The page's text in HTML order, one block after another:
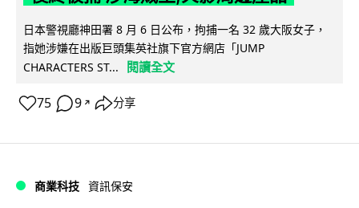
日本警視廳神田署 8 月 6 日公布，拘捕一名 32 歲大阪女子，
指她涉嫌在出版巨頭集英社旗下官方網店「JUMP
CHARACTERS ST...
閱讀全文
75 9 ↗ 分享
商業科技 資訊保安